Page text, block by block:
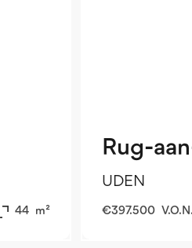
44 m²
Rug-
UDEN
€397.500 V.O.N.